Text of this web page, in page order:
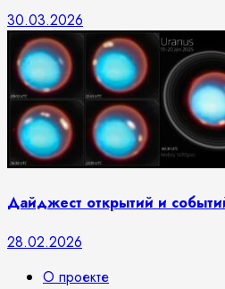
30.03.2026
Дайджест открытий и
28.02.2026
О проекте